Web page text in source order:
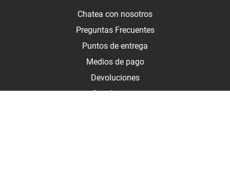
Chatea con nosotros
Preguntas Frecuentes
Puntos de entrega
Medios de pago
Devoluciones
Contáctanos